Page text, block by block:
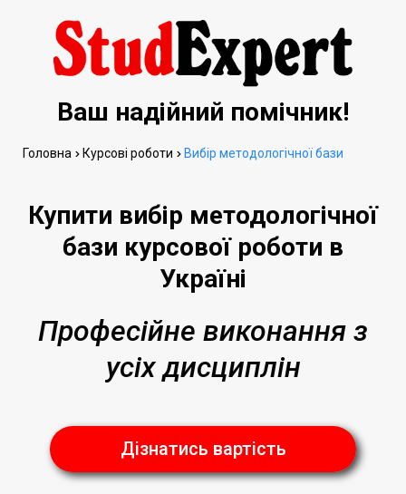
Ваш надійний помічник!
Купити вибір методологічної
бази курсової роботи в
Україні
Професійне виконання з
усіх дисциплін
Дізнатись вартість
Головна Курсові роботи Вибір методологічної бази